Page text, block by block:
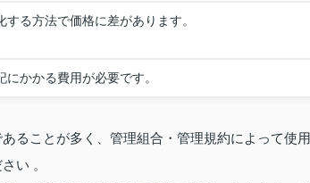
る方法で価格に差があります。
かかる費用が必要です。
ることが多く、管理組合・管理規約によって使用
い 。